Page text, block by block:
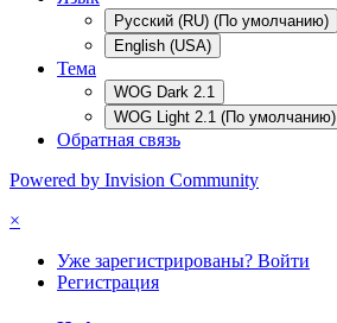
Русский (RU) (По умолчанию)
English (USA)
Тема
WOG Dark 2.1
WOG Light 2.1 (По умолчанию)
Обратная связь
Powered by Invision Community
×
Уже зарегистрированы? Войти
Регистрация